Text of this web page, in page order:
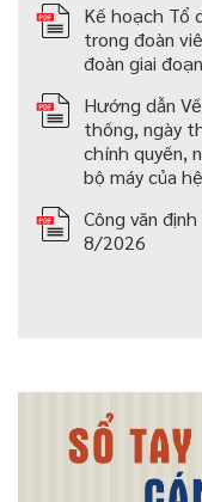
Kế hoạch Tổ
trong đoàn
đoàn giai
Hướng dẫn
thống, ngày
chính quyền,
bộ máy của
Công văn
8/2026